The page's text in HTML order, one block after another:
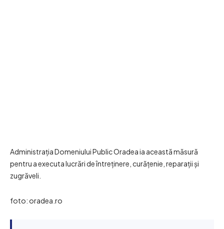
Administrația Domeniului Public Oradea ia această măsură
pentru a executa lucrări de întreținere, curățenie, reparații și
zugrăveli.
foto: oradea.ro